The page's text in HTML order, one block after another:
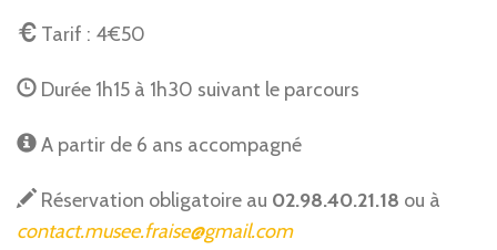
Tarif : 4€50
Durée 1h15 à 1h30 suivant le parcours
A partir de 6 ans accompagné
Réservation obligatoire au 02.98.40.21.18 ou à
contact.musee.fraise@gmail.com